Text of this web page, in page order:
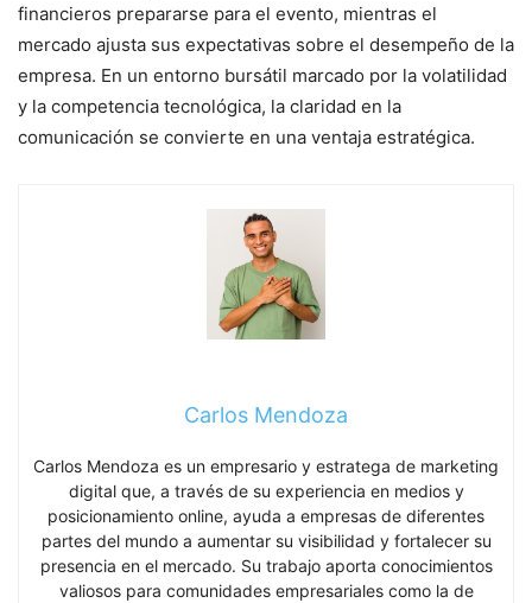
financieros prepararse para el evento, mientras el
mercado ajusta sus expectativas sobre el desempeño de la
empresa. En un entorno bursátil marcado por la volatilidad
y la competencia tecnológica, la claridad en la
comunicación se convierte en una ventaja estratégica.
Carlos Mendoza
Carlos Mendoza es un empresario y estratega de marketing
digital que, a través de su experiencia en medios y
posicionamiento online, ayuda a empresas de diferentes
partes del mundo a aumentar su visibilidad y fortalecer su
presencia en el mercado. Su trabajo aporta conocimientos
valiosos para comunidades empresariales como la de